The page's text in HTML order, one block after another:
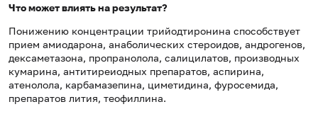
Что может влиять на результат?
Понижению концентрации трийодтиронина способствует
прием амиодарона, анаболических стероидов, андрогенов,
дексаметазона, пропранолола, салицилатов, производных
кумарина, антитиреиодных препаратов, аспирина,
атенолола, карбамазепина, циметидина, фуросемида,
препаратов лития, теофиллина.